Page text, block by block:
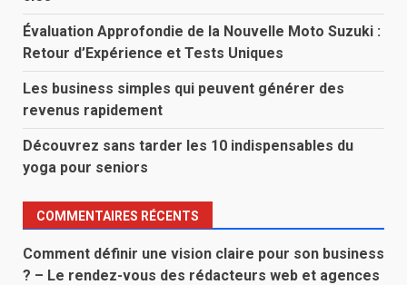
Évaluation Approfondie de la Nouvelle Moto Suzuki :
Retour d’Expérience et Tests Uniques
Les business simples qui peuvent générer des
revenus rapidement
Découvrez sans tarder les 10 indispensables du
yoga pour seniors
COMMENTAIRES RÉCENTS
Comment définir une vision claire pour son business
? – Le rendez-vous des rédacteurs web et agences